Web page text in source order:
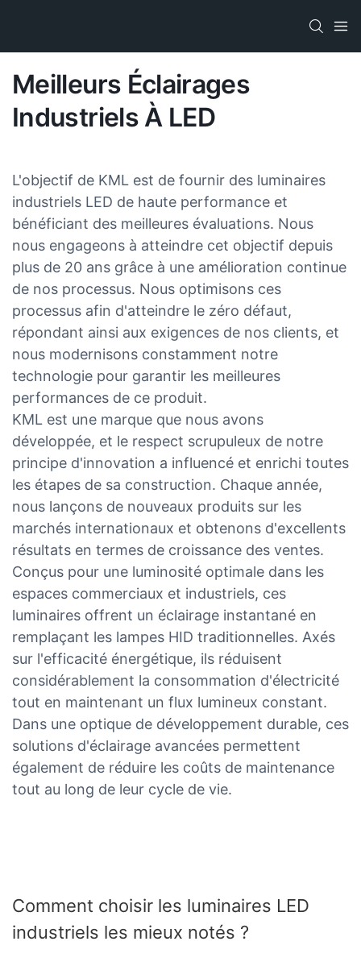
Meilleurs Éclairages
Industriels À LED
L'objectif de KML est de fournir des luminaires
industriels LED de haute performance et
bénéficiant des meilleures évaluations. Nous
nous engageons à atteindre cet objectif depuis
plus de 20 ans grâce à une amélioration continue
de nos processus. Nous optimisons ces
processus afin d'atteindre le zéro défaut,
répondant ainsi aux exigences de nos clients, et
nous modernisons constamment notre
technologie pour garantir les meilleures
performances de ce produit.
KML est une marque que nous avons
développée, et le respect scrupuleux de notre
principe d'innovation a influencé et enrichi toutes
les étapes de sa construction. Chaque année,
nous lançons de nouveaux produits sur les
marchés internationaux et obtenons d'excellents
résultats en termes de croissance des ventes.
Conçus pour une luminosité optimale dans les
espaces commerciaux et industriels, ces
luminaires offrent un éclairage instantané en
remplaçant les lampes HID traditionnelles. Axés
sur l'efficacité énergétique, ils réduisent
considérablement la consommation d'électricité
tout en maintenant un flux lumineux constant.
Dans une optique de développement durable, ces
solutions d'éclairage avancées permettent
également de réduire les coûts de maintenance
tout au long de leur cycle de vie.
Comment choisir les luminaires LED
industriels les mieux notés ?